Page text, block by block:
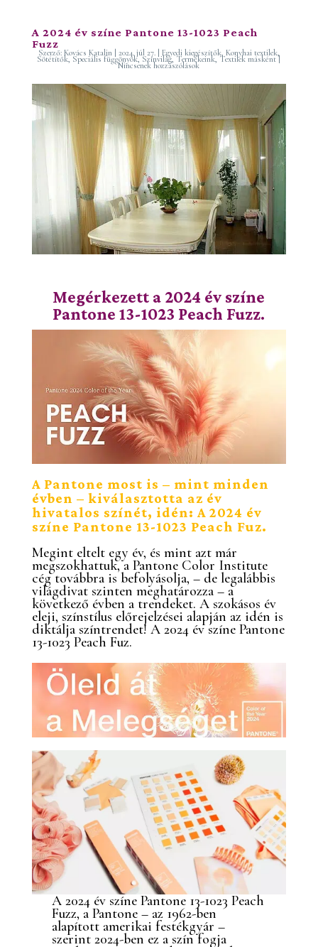
A 2024 év színe Pantone 13-1023 Peach
Fuzz
Szerző: Kovács Katalin | 2024. júl 27. | Egyedi kiegészítők, Konyhai textilek,
Sötétítők,Speciális függönyök,Színvilág ,Termékeink,Textilek másként|
Nincsenek hozzászólások
Megérkezett a 2024 év színe
Pantone 13-1023 Peach Fuzz.
A Pantone most is – mint minden
évben – kiválasztotta az év
hivatalos színét, idén: A 2024 év
színe Pantone 13-1023 Peach Fuz.
Megint eltelt egy év, és mint azt már
megszokhattuk, a Pantone Color Institute
cég továbbra is befolyásolja, – de legalábbis
világdivat szinten meghatározza – a
következő évben a trendeket. A szokásos év
eleji, színstílus előrejelzései alapján az idén is
diktálja színtrendet! A 2024 év színe Pantone
13-1023 Peach Fuz.
A 2024 év színe Pantone 13-1023 Peach
Fuzz, a Pantone – az 1962-ben
alapított amerikai festékgyár –
szerint 2024-ben ez a szín fogja